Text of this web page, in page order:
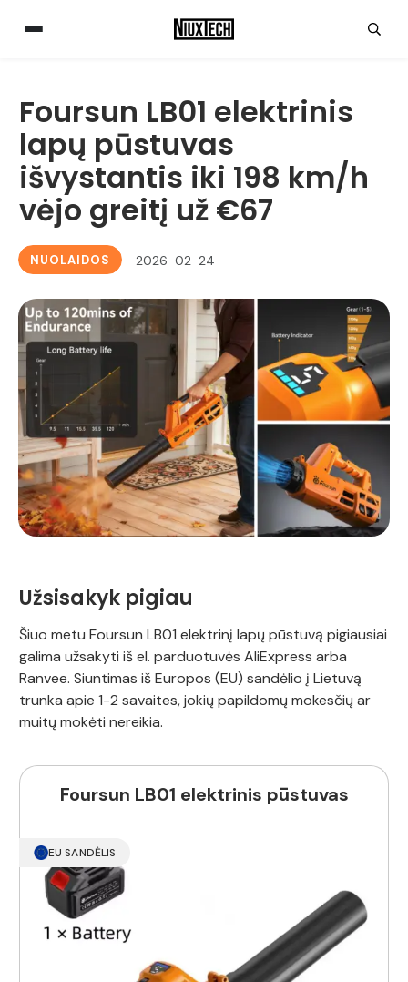
Foursun LB01 elektrinis
lapų pūstuvas
išvystantis iki 198 km/h
vėjo greitį už €67
NUOLAIDOS 2026-02-24
Užsisakyk pigiau
Šiuo metu Foursun LB01 elektrinį lapų pūstuvą pigiausiai
galima užsakyti iš el. parduotuvės AliExpress arba
Ranvee. Siuntimas iš Europos (EU) sandėlio į Lietuvą
trunka apie 1-2 savaites, jokių papildomų mokesčių ar
muitų mokėti nereikia.
Foursun LB01 elektrinis pūstuvas
EU SANDĖLIS